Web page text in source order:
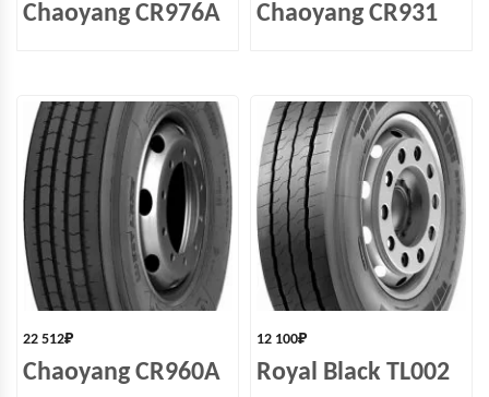
Chaoyang CR976A Chaoyang CR931
22 512₽
Chaoyang CR960A
12 100₽
Royal Black TL002